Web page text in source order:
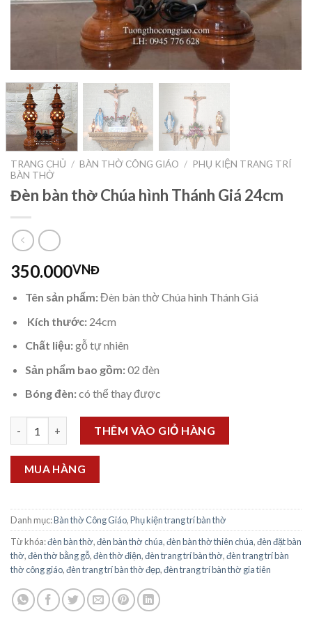
TRANG CHỦ / BÀN THỜ CÔNG GIÁO / PHỤ KIỆN TRANG TRÍ
BÀN THỜ
Đèn bàn thờ Chúa hình Thánh Giá 24cm
350.000VNĐ
Tên sản phẩm:Đèn bàn thờ Chúa hình Thánh Giá
Kích thước:24cm
Chất liệu:gỗ tự nhiên
Sản phẩm bao gồm:02 đèn
Bóng đèn:có thể thay được
Đèn bàn thờ Chúa hình Thánh Giá 24cm số lượng
THÊM VÀO GIỎ HÀNG
MUA HÀNG
Danh mục:Bàn thờ Công Giáo,Phụ kiện trang trí bàn thờ
Từ khóa:đèn bàn thờ,đèn bàn thờ chúa,đèn bàn thờ thiên chúa,đèn đặt bàn
thờ,đèn thờ bằng gỗ,đèn thờ điện,đèn trang trí bàn thờ,đèn trang trí bàn
thờ công giáo,đèn trang trí bàn thờ đẹp,đèn trang trí bàn thờ gia tiên